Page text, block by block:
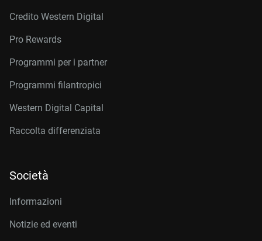
Credito Western Digital
Pro Rewards
Programmi per i partner
Programmi filantropici
Western Digital Capital
Raccolta differenziata
Società
Informazioni
Notizie ed eventi